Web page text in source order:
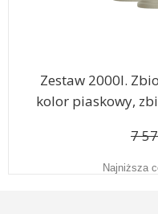
Zestaw 2000l.
kolor piaskowy,
7
Najniższa